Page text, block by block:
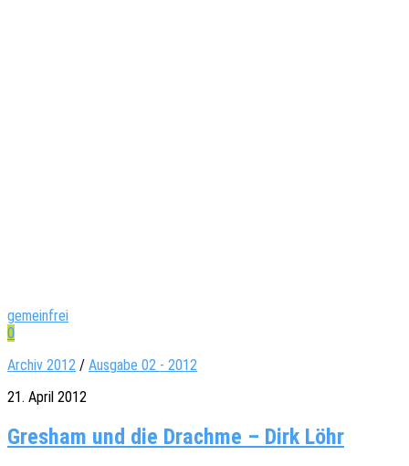
gemeinfrei
0
Archiv 2012 / Ausgabe 02 - 2012
21. April 2012
Gresham und die Drachme – Dirk Löhr